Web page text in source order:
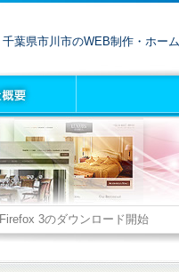
千葉県市川市のWEB制作・ホー
Firefox 3のダウンロード開始